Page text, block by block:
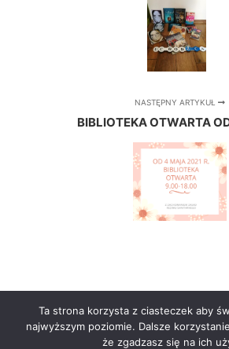
NASTĘPNY ARTYKUŁ
BIBLIOTEKA OTWARTA
Ta strona korzysta z ciasteczek aby
najwyższym poziomie. Dalsze
że zgadzasz się na ich